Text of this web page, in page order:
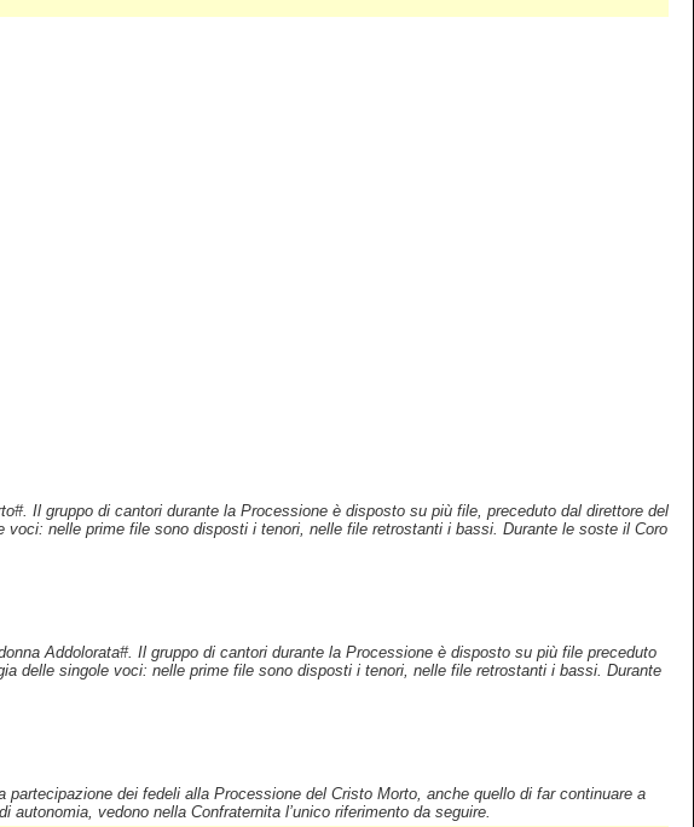
Il gruppo di cantori durante la Processione è disposto su più file, preceduto dal direttore del
nelle prime file sono disposti i tenori, nelle file retrostanti i bassi. Durante le soste il Coro
Addolorata#. Il gruppo di cantori durante la Processione è disposto su più file preceduto
delle singole voci: nelle prime file sono disposti i tenori, nelle file retrostanti i bassi. Durante
dei fedeli alla Processione del Cristo Morto, anche quello di far continuare a
vedono nella Confraternita l’unico riferimento da seguire.